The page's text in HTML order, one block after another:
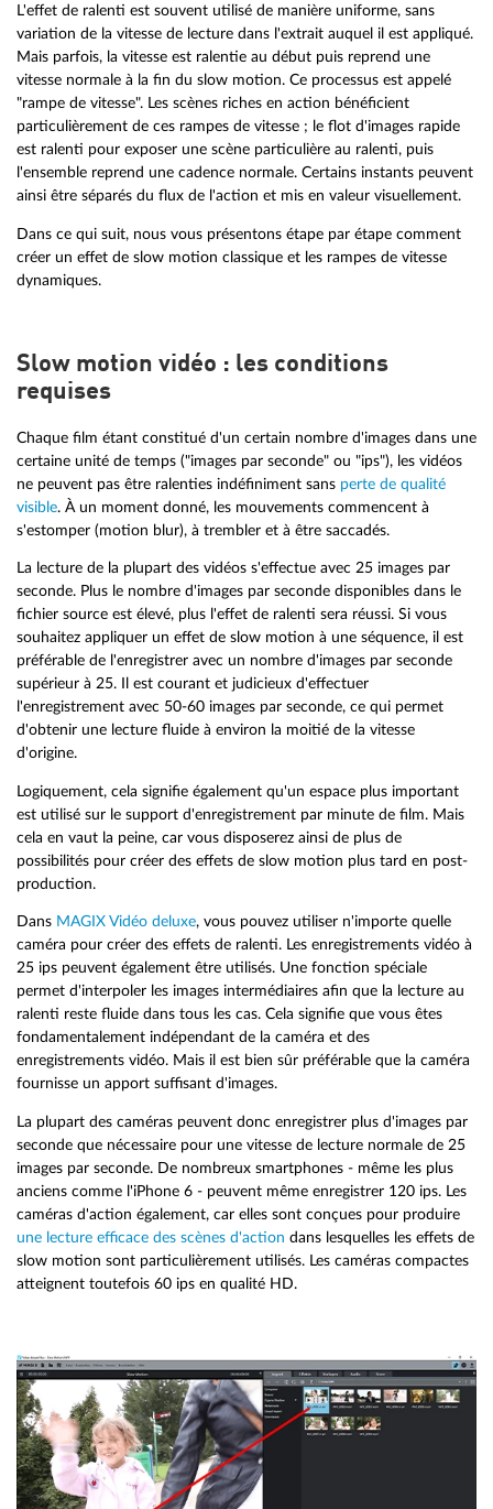
L'effet de ralenti est souvent utilisé de manière uniforme, sans
variation de la vitesse de lecture dans l'extrait auquel il est appliqué.
Mais parfois, la vitesse est ralentie au début puis reprend une
vitesse normale à la fin du slow motion. Ce processus est appelé
"rampe de vitesse". Les scènes riches en action bénéficient
particulièrement de ces rampes de vitesse ; le flot d'images rapide
est ralenti pour exposer une scène particulière au ralenti, puis
l'ensemble reprend une cadence normale. Certains instants peuvent
ainsi être séparés du flux de l'action et mis en valeur visuellement.
Dans ce qui suit, nous vous présentons étape par étape comment
créer un effet de slow motion classique et les rampes de vitesse
dynamiques.
Slow motion vidéo : les conditions
requises
Chaque film étant constitué d'un certain nombre d'images dans une
certaine unité de temps ("images par seconde" ou "ips"), les vidéos
ne peuvent pas être ralenties indéfiniment sans perte de qualité
visible. À un moment donné, les mouvements commencent à
s'estomper (motion blur), à trembler et à être saccadés.
La lecture de la plupart des vidéos s'effectue avec 25 images par
seconde. Plus le nombre d'images par seconde disponibles dans le
fichier source est élevé, plus l'effet de ralenti sera réussi. Si vous
souhaitez appliquer un effet de slow motion à une séquence, il est
préférable de l'enregistrer avec un nombre d'images par seconde
supérieur à 25. Il est courant et judicieux d'effectuer
l'enregistrement avec 50-60 images par seconde, ce qui permet
d'obtenir une lecture fluide à environ la moitié de la vitesse
d'origine.
Logiquement, cela signifie également qu'un espace plus important
est utilisé sur le support d'enregistrement par minute de film. Mais
cela en vaut la peine, car vous disposerez ainsi de plus de
possibilités pour créer des effets de slow motion plus tard en post-
production.
Dans MAGIX Vidéo deluxe, vous pouvez utiliser n'importe quelle
caméra pour créer des effets de ralenti. Les enregistrements vidéo à
25 ips peuvent également être utilisés. Une fonction spéciale
permet d'interpoler les images intermédiaires afin que la lecture au
ralenti reste fluide dans tous les cas. Cela signifie que vous êtes
fondamentalement indépendant de la caméra et des
enregistrements vidéo. Mais il est bien sûr préférable que la caméra
fournisse un apport suffisant d'images.
La plupart des caméras peuvent donc enregistrer plus d'images par
seconde que nécessaire pour une vitesse de lecture normale de 25
images par seconde. De nombreux smartphones - même les plus
anciens comme l'iPhone 6 - peuvent même enregistrer 120 ips. Les
caméras d'action également, car elles sont conçues pour produire
une lecture efficace des scènes d'action dans lesquelles les effets de
slow motion sont particulièrement utilisés. Les caméras compactes
atteignent toutefois 60 ips en qualité HD.